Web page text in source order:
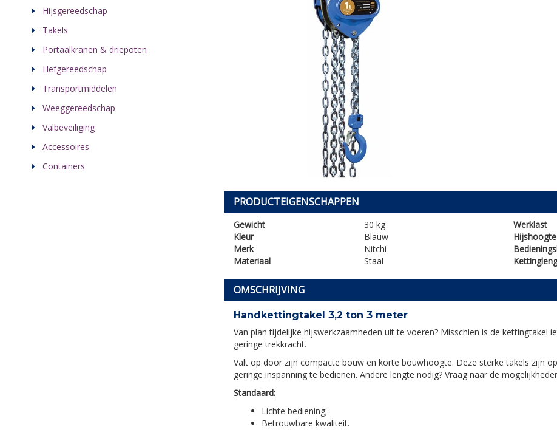
Hijsgereedschap
Takels
Portaalkranen & driepoten
Hefgereedschap
Transportmiddelen
Weeggereedschap
Valbeveiliging
Accessoires
Containers
PRODUCTEIGENSCHAPPEN
Gewicht
30 kg
Kleur
Blauw
Merk
Nitchi
Materiaal
Staal
Werklast
Hijshoogte
OMSCHRIJVING
Handkettingtakel 3,2 ton 3 meter
Van plan tijdelijke hijswerkzaamheden uit te voeren? Misschien is de kettingtakel
geringe trekkracht.
Valt op door zijn compacte bouw en korte bouwhoogte. Deze sterke takels zijn
geringe inspanning te bedienen. Andere lengte nodig? Vraag naar de
Standaard:
Lichte bediening;
Betrouwbare kwaliteit.